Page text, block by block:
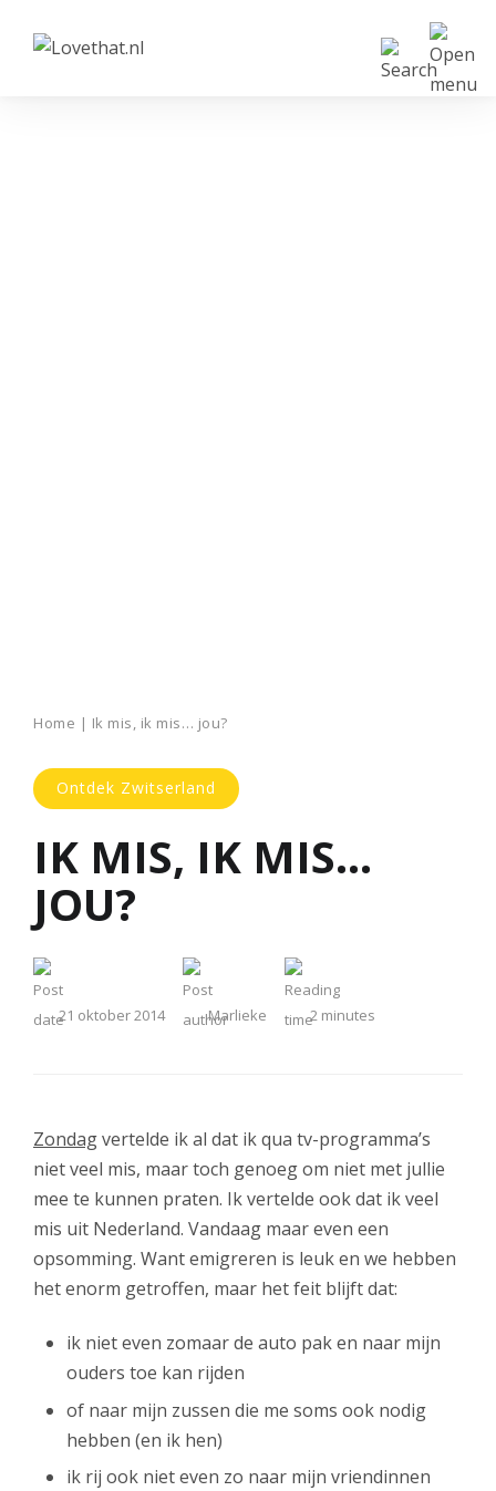
Home | Ik mis, ik mis… jou?
Ontdek Zwitserland
IK MIS, IK MIS…
JOU?
21 oktober 2014 Marlieke 2 minutes
Zondagvertelde ik al dat ik qua tv-programma’s
niet veel mis, maar toch genoeg om niet met jullie
mee te kunnen praten. Ik vertelde ook dat ik veel
mis uit Nederland. Vandaag maar even een
opsomming. Want emigreren is leuk en we hebben
het enorm getroffen, maar het feit blijft dat:
ik niet even zomaar de auto pak en naar mijn
ouders toe kan rijden
of naar mijn zussen die me soms ook nodig
hebben (en ik hen)
ik rij ook niet even zo naar mijn vriendinnen